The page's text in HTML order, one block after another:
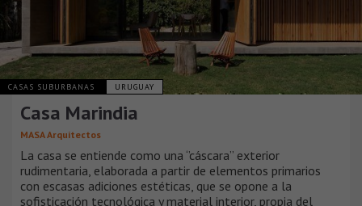
CASAS SUBURBANAS URUGUAY
Casa Marindia
MASA Arquitectos
La casa se entiende como una ‘’cáscara” exterior
rudimentaria, elaborada a partir de elementos primarios
con escasas adiciones estéticas, que se opone a la
sofisticación tecnológica y material interior, propia del